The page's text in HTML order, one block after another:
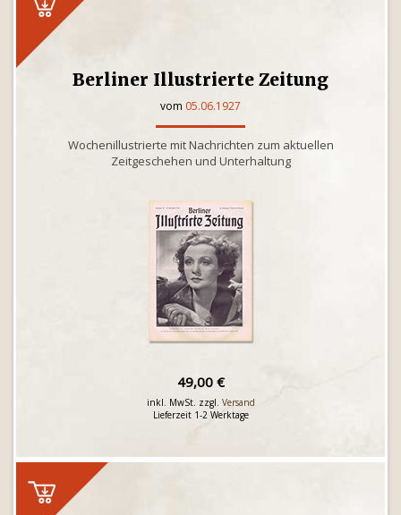
Berliner Illustrierte Zeitung
vom 05.06.1927
Wochenillustrierte mit Nachrichten zum aktuellen
Zeitgeschehen und Unterhaltung
49,00 €
inkl. MwSt. zzgl. Versand
Lieferzeit 1-2 Werktage